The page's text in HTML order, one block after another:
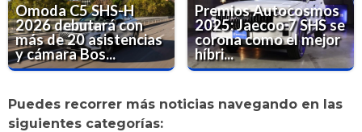
Omoda C5 SHS-H
2026 debutará con
más de 20 asistencias
y cámara Bos...
Premios Autocosmos
2025: Jaecoo 7 SHS se
corona como el mejor
híbri...
Puedes recorrer más noticias navegando en las
siguientes categorías: